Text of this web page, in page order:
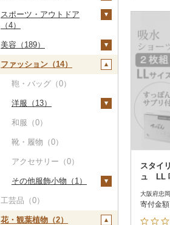
その他貝（0）
（0）
（0）
その他魚介・加工品
（2）
ななつぼし（0）
その他米（0）
その他根菜（0）
ノンアルコール（0）
その他酒（0）
知覧茶（0）
八女茶（0）
その他茶（0）
炭酸飲料（0）
豆乳（0）
その他飲料・ジュース
（27）
アイス・ジェラート
（1）
その他洋菓子（1）
煎餅・おかき（0）
羊羹（2）
饅頭（0）
大福（0）
その他和菓子（0）
スープ（0）
豆腐・納豆（0）
漬物（151）
梅干（151）
キムチ（0）
その他漬物（0）
缶詰・瓶詰（4）
肉（0）
魚（0）
果物（0）
ジャム（0）
その他缶詰・瓶詰
乾物（0）
燻製（スモーク）
2）
酢（0）
食用油（2）
えごま油（0）
はちみつ（2）
家具・インテリア
（0）
寝具（0）
タオル（0）
文房具・印鑑（0）
食器（0）
キッチン用品（1）
包丁（0）
フライパン（0）
鍋（0）
まな板（0）
土鍋（0）
日用品（10）
洗剤（0）
トイレットペーパー
ティッシュ（0）
楽器・器材（0）
本・CD・DVD（0）
おもちゃ・ぬいぐるみ
（0）
スポーツ・アウトドア
（4）
ゴルフ（0）
釣り（0）
サイクリング（0）
アウトドア・キャンプ
（0）
その他スポーツ（0）
美容（189）
スキンケア（34）
化粧水・乳液・美容液
（0）
シャンプー・リンス
（0）
入浴剤（0）
アロマ（0）
プロテイン（4）
その他美容（182）
ファッション（14）
鞄・バッグ（0）
洋服（13）
女性・レディース（1
和服（0）
靴・履物（0）
アクセサリー（0）
その他服飾小物（1）
財布（0）
ショール・ストール
工芸品（0）
花・観葉植物（2）
スタイ
ュ LL
大阪府忠
寄付金額